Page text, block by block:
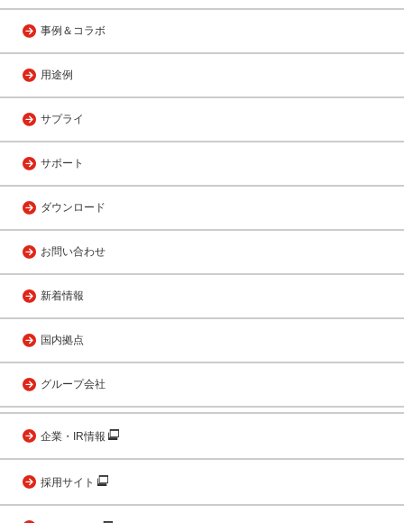
事例＆コラボ
用途例
サプライ
サポート
ダウンロード
お問い合わせ
新着情報
国内拠点
グループ会社
企業・IR情報
採用サイト